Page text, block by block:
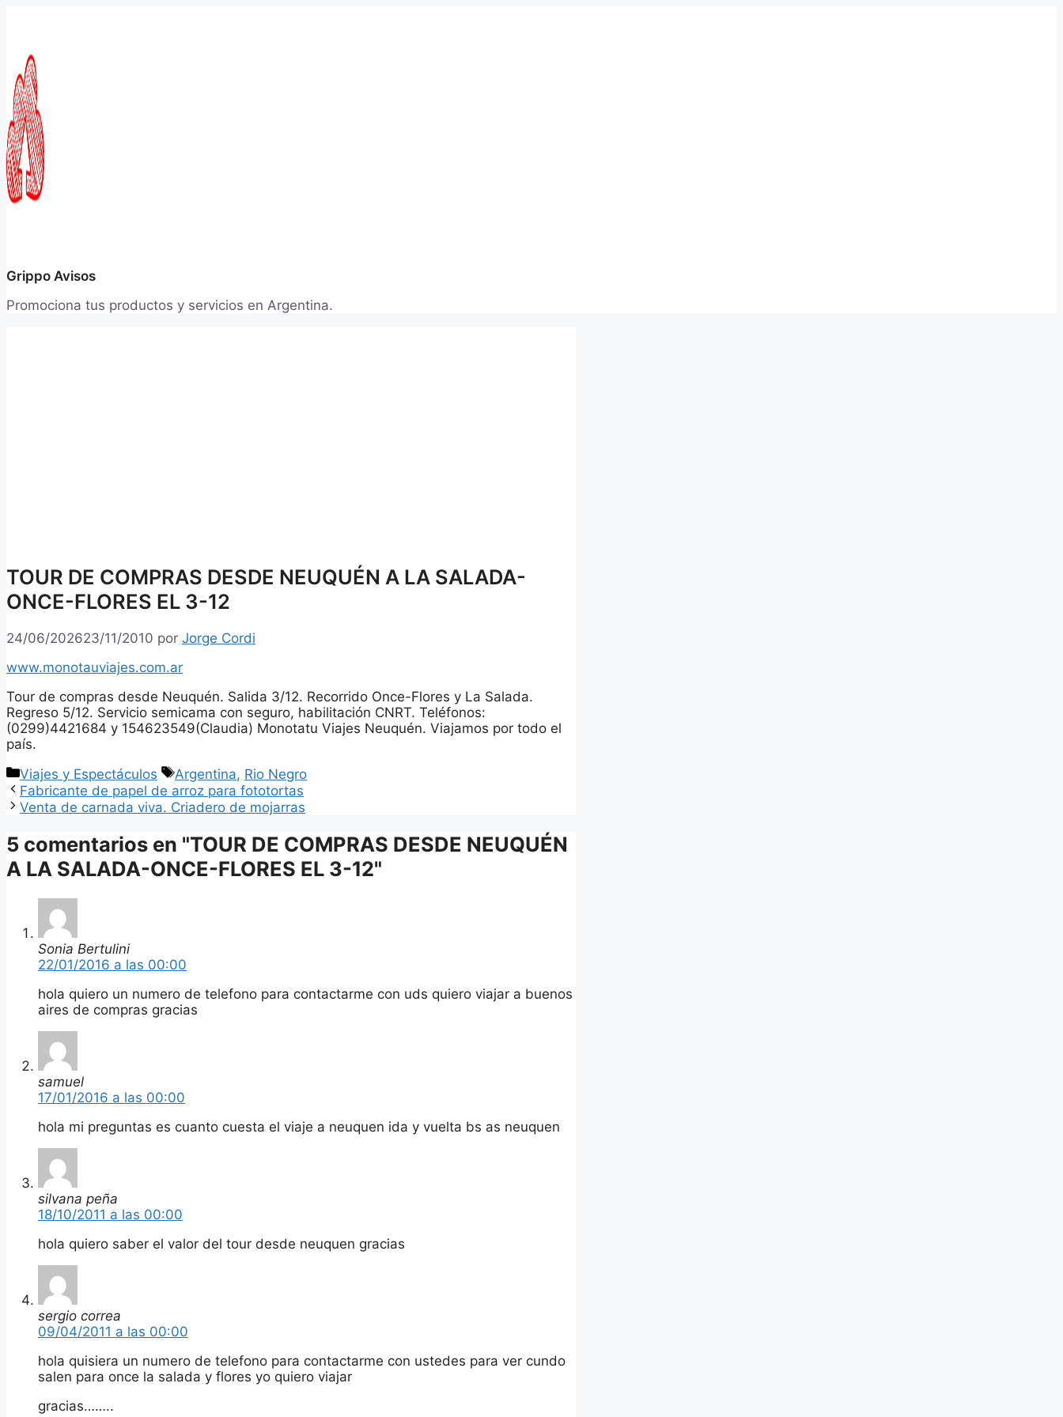
Grippo Avisos
Promociona tus productos y servicios en Argentina.
TOUR DE COMPRAS DESDE NEUQUÉN A LA SALADA-
ONCE-FLORES EL 3-12
24/06/202623/11/2010 por Jorge Cordi
www.monotauviajes.com.ar
Tour de compras desde Neuquén. Salida 3/12. Recorrido Once-Flores y La Salada.
Regreso 5/12. Servicio semicama con seguro, habilitación CNRT. Teléfonos:
(0299)4421684 y 154623549(Claudia) Monotatu Viajes Neuquén. Viajamos por todo el
país.
Categorías
Viajes y Espectáculos Etiquetas
Argentina, Rio Negro
Fabricante de papel de arroz para fototortas
Venta de carnada viva. Criadero de mojarras
5 comentarios en "TOUR DE COMPRAS DESDE NEUQUÉN
A LA SALADA-ONCE-FLORES EL 3-12"
Sonia Bertulini
22/01/2016 a las 00:00
hola quiero un numero de telefono para contactarme con uds quiero viajar a buenos
aires de compras gracias
samuel
17/01/2016 a las 00:00
hola mi preguntas es cuanto cuesta el viaje a neuquen ida y vuelta bs as neuquen
silvana peña
18/10/2011 a las 00:00
hola quiero saber el valor del tour desde neuquen gracias
sergio correa
09/04/2011 a las 00:00
hola quisiera un numero de telefono para contactarme con ustedes para ver cundo
salen para once la salada y flores yo quiero viajar
gracias……..